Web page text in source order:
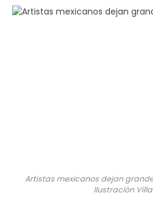
Artistas mexicanos dejan
Ilustración